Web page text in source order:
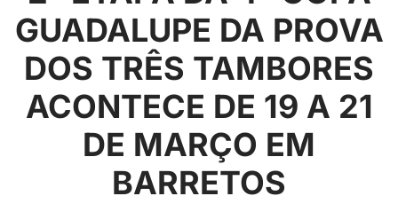
GUADALUPE DA PROVA
DOS TRÊS TAMBORES
ACONTECE DE 19 A 21
DE MARÇO EM
BARRETOS